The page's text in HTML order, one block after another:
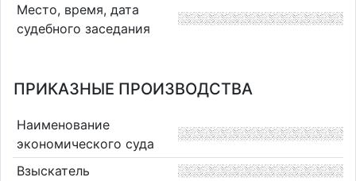
Место, время, дата
судебного заседания
ПРИКАЗНЫЕ ПРОИЗВОДСТВА
Наименование
экономического суда
Взыскатель